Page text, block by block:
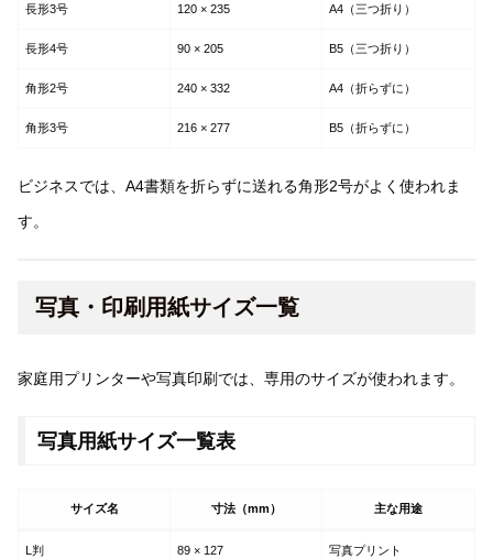
長形3号 120 × 235 A4（三つ折り）
長形4号 90 × 205 B5（三つ折り）
角形2号 240 × 332 A4（折らずに）
角形3号 216 × 277 B5（折らずに）
ビジネスでは、A4書類を折らずに送れる角形2号がよく使われま
す。
写真・印刷用紙サイズ一覧
家庭用プリンターや写真印刷では、専用のサイズが使われます。
写真用紙サイズ一覧表
サイズ名 寸法（mm） 主な用途
L判 89 × 127 写真プリント